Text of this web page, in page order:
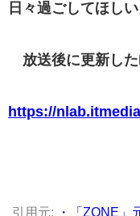
日々過ごしてほし
放送後に更新した
https://
引用元:
・「ZONE」